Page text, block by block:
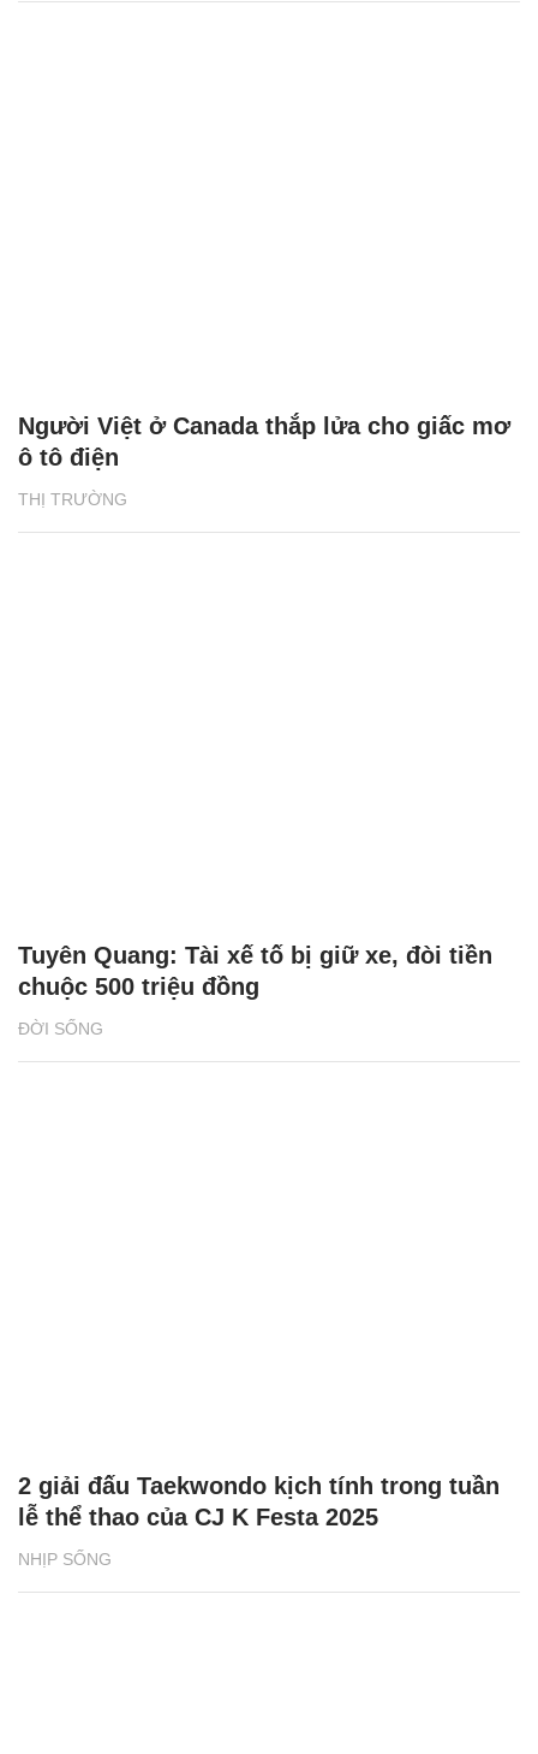
THỊ TRƯỜNG
Người Việt ở Canada thắp lửa cho giấc mơ
ô tô điện
ĐỜI SỐNG
Tuyên Quang: Tài xế tố bị giữ xe, đòi tiền
chuộc 500 triệu đồng
NHỊP SỐNG
2 giải đấu Taekwondo kịch tính trong tuần
lễ thể thao của CJ K Festa 2025